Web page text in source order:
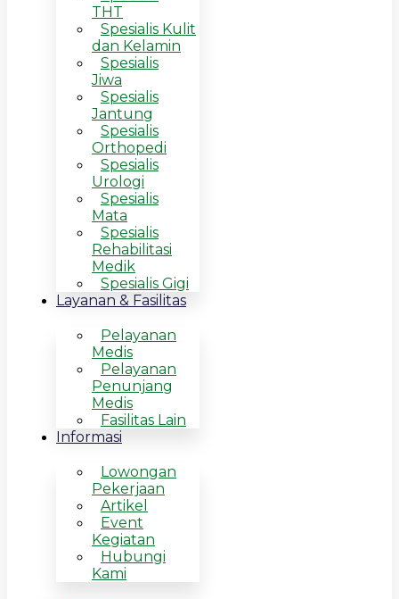
THT
Spesialis Kulit
dan Kelamin
Spesialis
Jiwa
Spesialis
Jantung
Spesialis
Orthopedi
Spesialis
Urologi
Spesialis
Mata
Spesialis
Rehabilitasi
Medik
Spesialis Gigi
Layanan & Fasilitas
Pelayanan
Medis
Pelayanan
Penunjang
Medis
Fasilitas Lain
Informasi
Lowongan
Pekerjaan
Artikel
Event
Kegiatan
Hubungi
Kami